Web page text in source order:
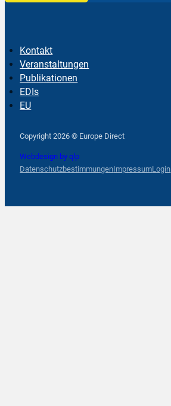
Kontakt
Veranstaltungen
Publikationen
EDIs
EU
Copyright 2026 © Europe Direct
Webdesign by qlp
DatenschutzbestimmungenImpressumLogin